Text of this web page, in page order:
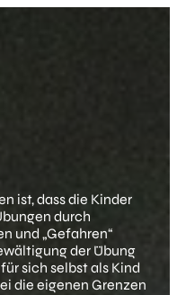
ist, dass die Kinder
durch
und „Gefahren“
der Übung
sich selbst als Kind
die eigenen Grenzen